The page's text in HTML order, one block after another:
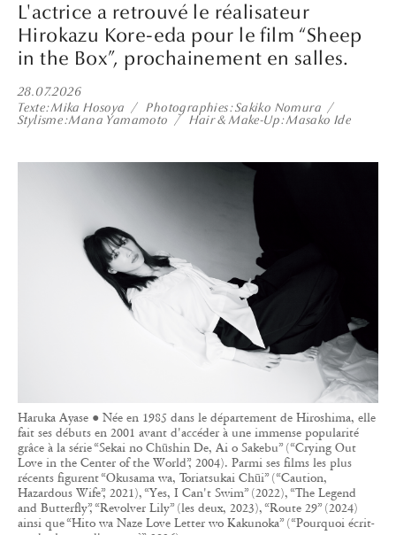
L'actrice a retrouvé le réalisateur
Hirokazu Kore-eda pour le film “Sheep
in the Box”, prochainement en salles.
28.07.2026
Texte Mika Hosoya Photographies Sakiko Nomura
Stylisme Mana Yamamoto Hair & Make-Up Masako Ide
Haruka Ayase ● Née en 1985 dans le département de Hiroshima, elle
fait ses débuts en 2001 avant d'accéder à une immense popularité
grâce à la série “Sekai no Chūshin De, Ai o Sakebu” (“Crying Out
Love in the Center of the World”, 2004). Parmi ses films les plus
récents figurent “Okusama wa, Toriatsukai Chūi” (“Caution,
Hazardous Wife”, 2021), “Yes, I Can't Swim” (2022), “The Legend
and Butterfly”, “Revolver Lily” (les deux, 2023), “Route 29” (2024)
ainsi que “Hito wa Naze Love Letter wo Kakunoka” (“Pourquoi écrit-